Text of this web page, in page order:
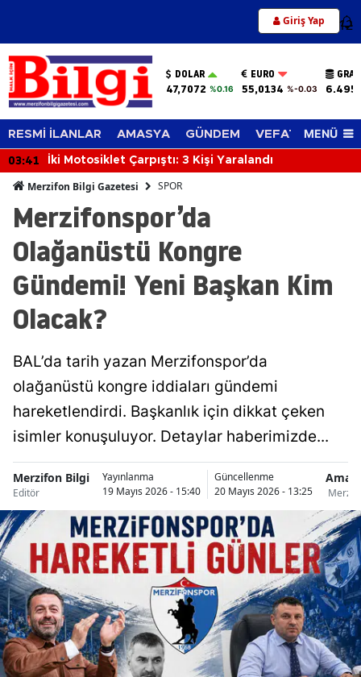
Giriş Yap 12
DOLAR
47,7072 %0.16
EURO
55,0134 %-0.03
RESMİ İLANLAR AMASYA GÜNDEM VEFAT EDENLER
MENÜ
Kişi Yaralandı 03:02
Apartmanın Enerji
Merzifon Bilgi Gazetesi SPOR
Merzifonspor’da
Olağanüstü Kongre
Gündemi! Yeni Başkan Kim
Olacak?
BAL’da tarih yazan Merzifonspor’da
olağanüstü kongre iddiaları gündemi
hareketlendirdi. Başkanlık için dikkat çeken
isimler konuşuluyor. Detaylar haberimizde...
Merzifon Bilgi
Editör
Yayınlanma
19 Mayıs 2026 - 15:40
Güncellenme
20 Mayıs 2026 - 13:25